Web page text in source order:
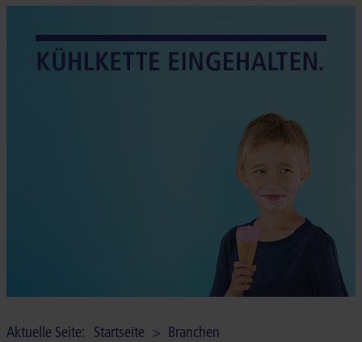
QUALITÄT
LEISTUNGEN
Aktuelle Seite: Startseite > Branchen